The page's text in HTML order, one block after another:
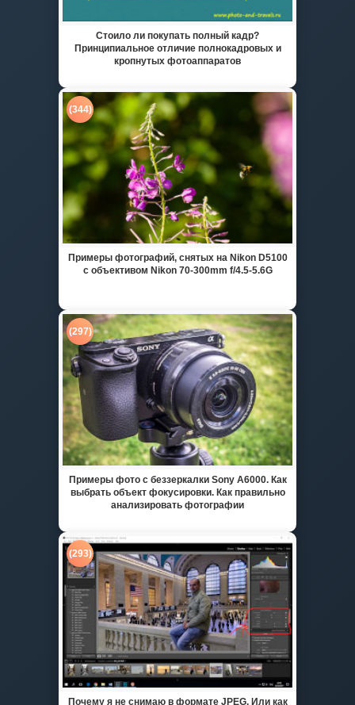
Стоило ли покупать полный кадр?
Принципиальное отличие полнокадровых и
кропнутых фотоаппаратов
(344)
Примеры фотографий, снятых на Nikon D5100
с объективом Nikon 70-300mm f/4.5-5.6G
(297)
Примеры фото с беззеркалки Sony A6000. Как
выбрать объект фокусировки. Как правильно
анализировать фотографии
(293)
Почему я не снимаю в формате JPEG. Или как